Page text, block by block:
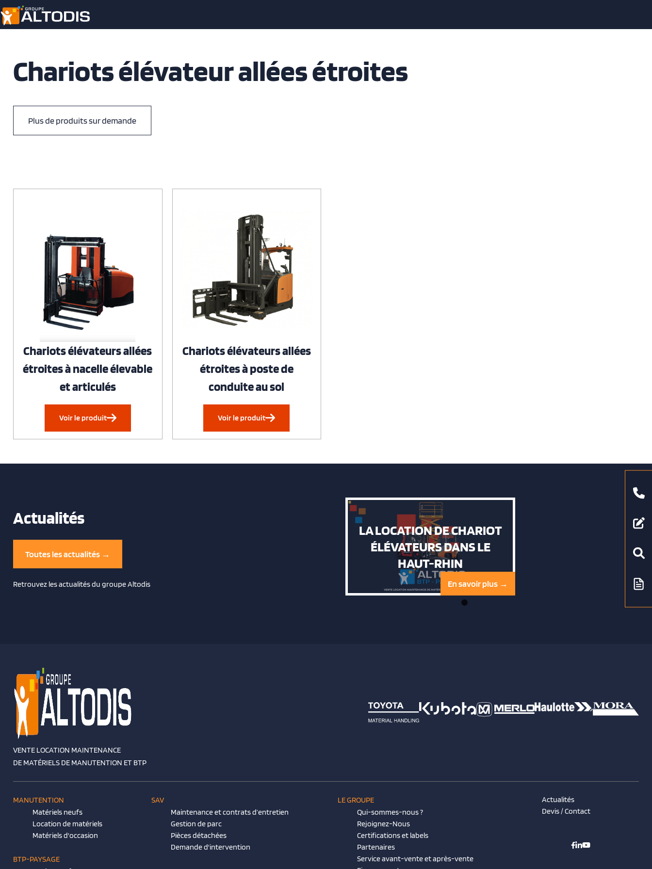
Chariots élévateur allées étroites
Plus de produits sur demande
Chariots élévateurs allées
étroites à nacelle élevable
et articulés
Voir le produit
Chariots élévateurs allées
étroites à poste de
conduite au sol
Voir le produit
Actualités
Toutes les actualités →
Retrouvez les actualités du groupe Altodis
LA LOCATION DE CHARIOT
ÉLÉVATEURS DANS LE
HAUT-RHIN
En savoir plus →
VENTE LOCATION MAINTENANCE
DE MATÉRIELS DE MANUTENTION ET BTP
MANUTENTION
Matériels neufs
Location de matériels
Matériels d'occasion
BTP-PAYSAGE
SAV
Maintenance et contrats d’entretien
Gestion de parc
Pièces détachées
Demande d'intervention
LE GROUPE
Qui-sommes-nous ?
Rejoignez-Nous
Certifications et labels
Partenaires
Service avant-vente et après-vente
Actualités
Devis / Contact